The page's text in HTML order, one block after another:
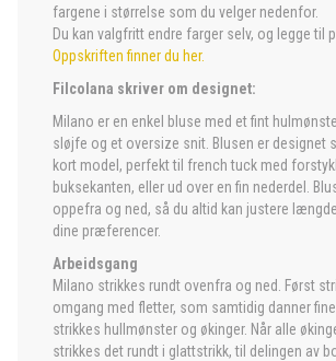
fargene i størrelse som du velger nedenfor.
Du kan valgfritt endre farger selv, og legge til
Oppskriften finner du her.
Filcolana skriver om designet:
Milano er en enkel bluse med et fint
sløjfe og et oversize snit. Blusen er designet
kort model, perfekt til french tuck med
buksekanten, eller ud over en fin nederdel.
oppefra og ned, så du altid kan justere
dine præferencer.
Arbeidsgang
Milano strikkes rundt ovenfra og ned. Først
omgang med fletter, som samtidig danner
strikkes hullmønster og økinger. Når alle
strikkes det rundt i glattstrikk, til delingen av